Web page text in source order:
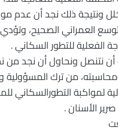
ونتيجة ذلك نجد أن عدم
العمراني الصحيح،
الفعلية للتطور السكاني .
نتنصل ونحاول أن نجد من
من ترك
لمواكبة
الأسنان .